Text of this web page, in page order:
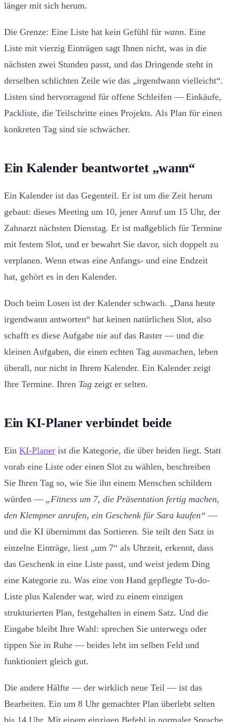
länger mit sich herum.
Die Grenze: Eine Liste hat kein Gefühl für wann. Eine
Liste mit vierzig Einträgen sagt Ihnen nicht, was in die
nächsten zwei Stunden passt, und das Dringende steht in
derselben schlichten Zeile wie das „irgendwann vielleicht“.
Listen sind hervorragend für offene Schleifen — Einkäufe,
Packliste, die Teilschritte eines Projekts. Als Plan für einen
konkreten Tag sind sie schwächer.
Ein Kalender beantwortet „wann“
Ein Kalender ist das Gegenteil. Er ist um die Zeit herum
gebaut: dieses Meeting um 10, jener Anruf um 15 Uhr, der
Zahnarzt nächsten Dienstag. Er ist maßgeblich für Termine
mit festem Slot, und er bewahrt Sie davor, sich doppelt zu
verplanen. Wenn etwas eine Anfangs- und eine Endzeit
hat, gehört es in den Kalender.
Doch beim Losen ist der Kalender schwach. „Dana heute
irgendwann antworten“ hat keinen natürlichen Slot, also
schafft es diese Aufgabe nie auf das Raster — und die
kleinen Aufgaben, die einen echten Tag ausmachen, leben
überall, nur nicht in Ihrem Kalender. Ein Kalender zeigt
Ihre Termine. Ihren Tag zeigt er selten.
Ein KI-Planer verbindet beide
Ein KI-Planer ist die Kategorie, die über beiden liegt. Statt
vorab eine Liste oder einen Slot zu wählen, beschreiben
Sie Ihren Tag so, wie Sie ihn einem Menschen schildern
würden — „Fitness um 7, die Präsentation fertig machen,
den Klempner anrufen, ein Geschenk für Sara kaufen“ —
und die KI übernimmt das Sortieren. Sie teilt den Satz in
einzelne Einträge, liest „um 7“ als Uhrzeit, erkennt, dass
das Geschenk in eine Liste passt, und weist jedem Ding
eine Kategorie zu. Was eine von Hand gepflegte To-do-
Liste plus Kalender war, wird zu einem einzigen
strukturierten Plan, festgehalten in einem Satz. Und die
Eingabe bleibt Ihre Wahl: sprechen Sie unterwegs oder
tippen Sie in Ruhe — beides lebt im selben Feld und
funktioniert gleich gut.
Die andere Hälfte — der wirklich neue Teil — ist das
Bearbeiten. Ein um 8 Uhr gemachter Plan überlebt selten
bis 14 Uhr. Mit einem einzigen Befehl in normaler Sprache